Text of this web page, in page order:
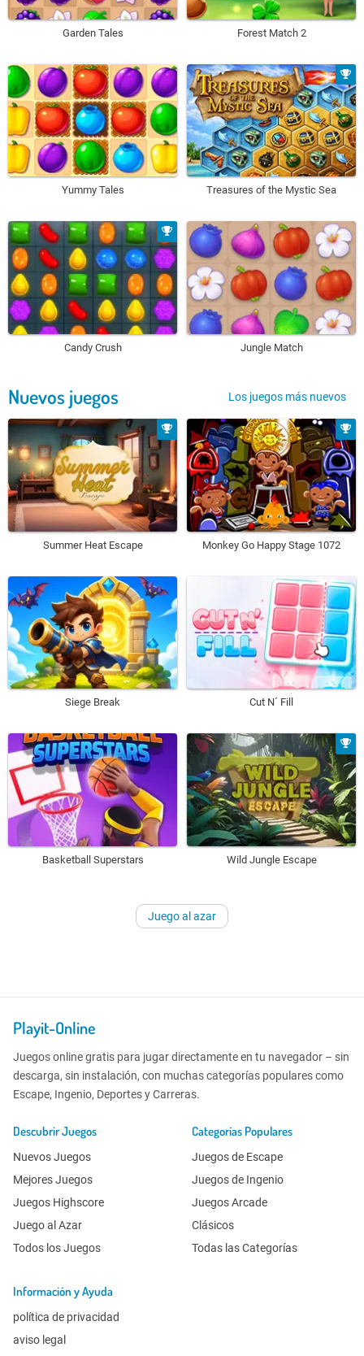
Garden Tales Forest Match 2
Yummy Tales Treasures of the Mystic Sea
Candy Crush Jungle Match
Nuevos juegos Los juegos más nuevos
Summer Heat Escape Monkey Go Happy Stage 1072
Siege Break Cut N´ Fill
Basketball Superstars Wild Jungle Escape
Juego al azar
Playit-Online
Juegos online gratis para jugar directamente en tu navegador – sin
descarga, sin instalación, con muchas categorías populares como
Escape, Ingenio, Deportes y Carreras.
Descubrir Juegos
Nuevos Juegos
Mejores Juegos
Juegos Highscore
Juego al Azar
Todos los Juegos
Categorías Populares
Juegos de Escape
Juegos de Ingenio
Juegos Arcade
Clásicos
Todas las Categorías
Información y Ayuda
política de privacidad
aviso legal